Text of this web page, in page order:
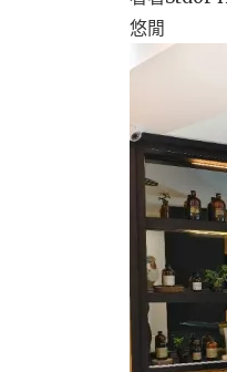
悠閒